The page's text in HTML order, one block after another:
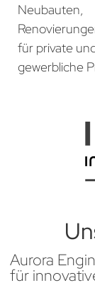
Neubauten,
für private
gewerbliche
Aurora
für